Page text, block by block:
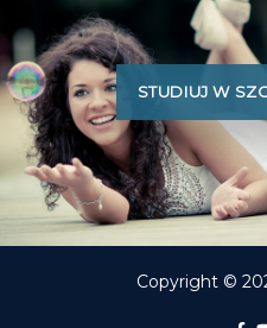
STUDIUJ W
Copyright ©